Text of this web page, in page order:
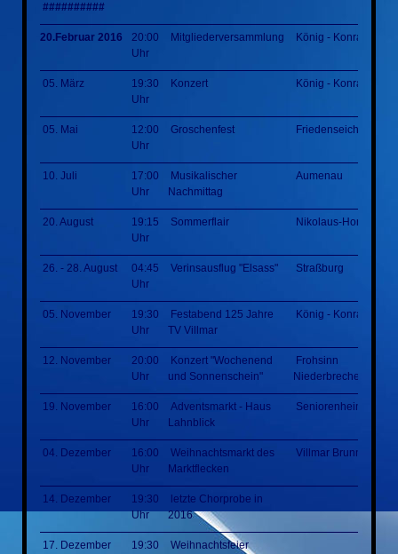
##########
20.Februar 2016
20:00
Uhr
Mitgliederversammlung König - Konrad -
05. März
19:30
Uhr
Konzert König - Konrad -
05. Mai
12:00
Uhr
Groschenfest Friedenseiche
10. Juli
17:00
Uhr
Musikalischer
Nachmittag
Aumenau
20. August
19:15
Uhr
Sommerflair Nikolaus-Homm-
26. - 28. August
04:45
Uhr
Verinsausflug "Elsass" Straßburg
05. November
19:30
Uhr
Festabend 125 Jahre
TV Villmar
König - Konrad -
12. November
20:00
Uhr
Konzert "Wochenend
und Sonnenschein"
Frohsinn
Niederbrechen
19. November
16:00
Uhr
Adventsmarkt - Haus
Lahnblick
Seniorenheim
04. Dezember
16:00
Uhr
Weihnachtsmarkt des
Marktflecken
Villmar Brunnenplatz
14. Dezember
19:30
Uhr
letzte Chorprobe in
2016
17. Dezember
19:30
Weihnachtsfeier